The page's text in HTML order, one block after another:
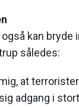
kan
således:
at
adgang i